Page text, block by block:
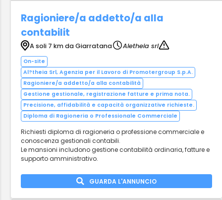
Ragioniere/a addetto/a alla
contabilit
A soli 7 km da Giarratana Aletheia srl
On-site
Al?theia Srl, Agenzia per il Lavoro di Promotergroup S.p.A.
Ragioniere/a addetto/a alla contabilità
Gestione gestionale, registrazione fatture e prima nota.
Precisione, affidabilità e capacità organizzative richieste.
Diploma di Ragioneria o Professionale Commerciale
Richiesti diploma di ragioneria o professione commerciale e
conoscenza gestionali contabili.
Le mansioni includono gestione contabilità ordinaria, fatture e
supporto amministrativo.
GUARDA L'ANNUNCIO